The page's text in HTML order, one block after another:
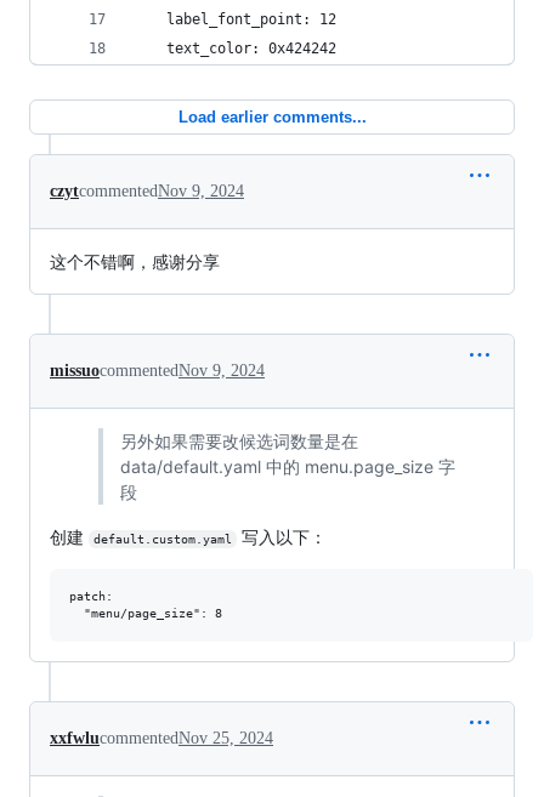
    label_font_point: 12
    text_color: 0x424242
Load earlier comments...
czytcommentedNov 9, 2024
这个不错啊，感谢分享
missuocommentedNov 9, 2024
另外如果需要改候选词数量是在
data/default.yaml 中的 menu.page_size 字
段
创建 default.custom.yaml 写入以下：
patch:
xxfwlucommentedNov 25, 2024